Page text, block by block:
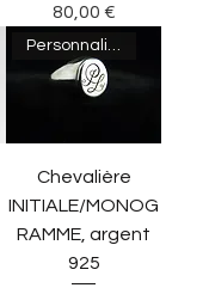
Prix
80,00 €
Personnalisable
Chevalière
INITIALE/MONOG
RAMME, argent
925